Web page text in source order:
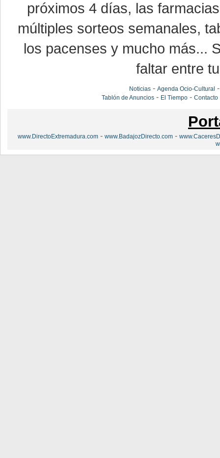
próximos 4 días, las
múltiples sorteos semanales,
los pacenses y mucho más...
faltar entre
Noticias -Agenda Ocio-Cultural
Tablón de Anuncios - El Tiempo -Contacto
www.DirectoExtremadura.com - www.BadajozDirecto.com -